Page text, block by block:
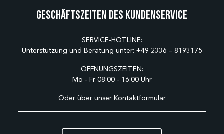
Geschäftszeiten des Kundenservice
SERVICE-HOTLINE:
Unterstützung und Beratung unter: +49 2336 – 8193175
ÖFFNUNGSZEITEN:
Mo - Fr 08:00 - 16:00 Uhr
Oder über unser Kontaktformular